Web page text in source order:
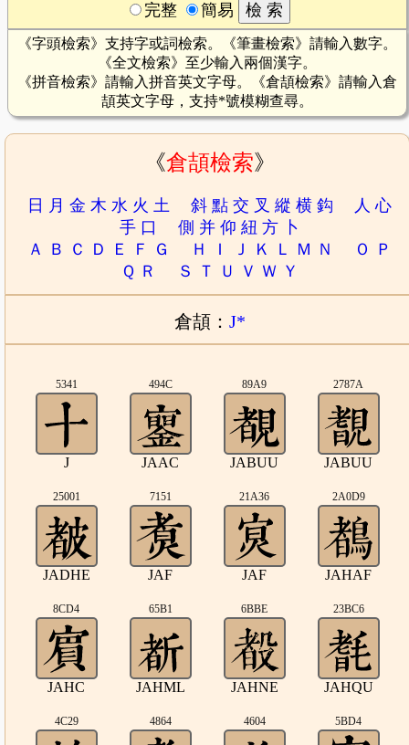
完整
簡易
《字頭檢索》支持字或詞檢索。《筆畫檢索》請輸入數字。
《全文檢索》至少輸入兩個漢字。
《拼音檢索》請輸入拼音英文字母。《倉頡檢索》請輸入倉
頡英文字母，支持*號模糊查尋。
《倉頡檢索》
日 月 金 木 水 火 土 斜 點 交 叉 縱 横 鈎 人 心
手 口 側 并 仰 紐 方
卜
Ａ
Ｂ Ｃ Ｄ Ｅ Ｆ Ｇ Ｈ Ｉ Ｊ Ｋ Ｌ Ｍ Ｎ Ｏ
Ｐ
Ｑ Ｒ Ｓ Ｔ Ｕ Ｖ Ｗ Ｙ
倉頡： J*
5341
J
494C
JAAC
89A9
JABUU
2787A
JABUU
25001
JADHE
7151
JAF
21A36
JAF
2A0D9
JAHAF
8CD4
JAHC
65B1
JAHML
6BBE
JAHNE
23BC6
JAHQU
4C29 4864 4604 5BD4